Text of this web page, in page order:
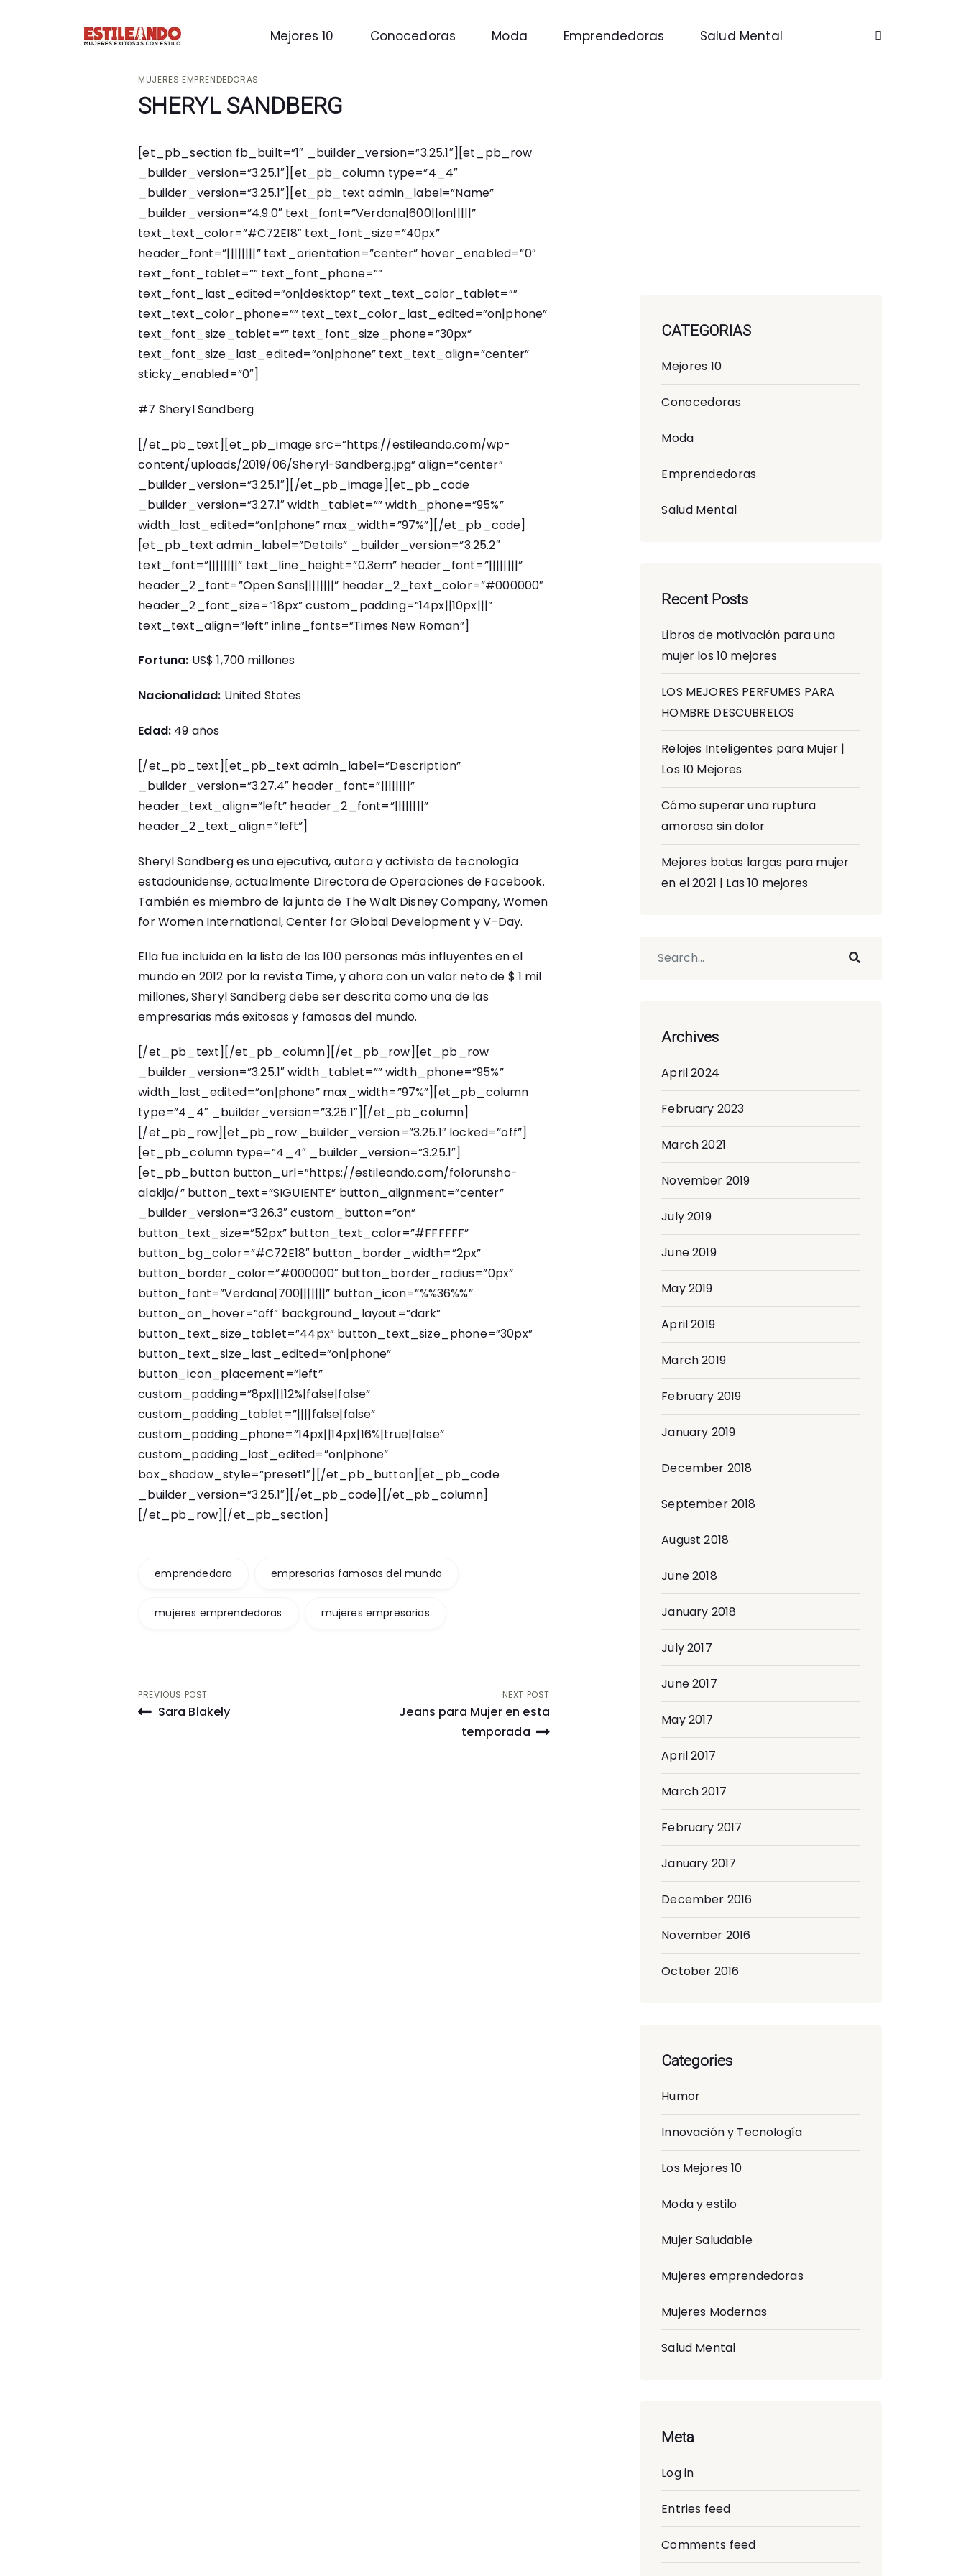
Mejores 10 Conocedoras Moda Emprendedoras Salud Mental
MUJERES EMPRENDEDORAS
SHERYL SANDBERG
[et_pb_section fb_built=”1″ _builder_version=”3.25.1″][et_pb_row
_builder_version=”3.25.1″][et_pb_column type=”4_4″
_builder_version=”3.25.1″][et_pb_text admin_label=”Name”
_builder_version=”4.9.0″ text_font=”Verdana|600||on|||||”
text_text_color=”#C72E18″ text_font_size=”40px”
header_font=”||||||||” text_orientation=”center” hover_enabled=”0″
text_font_tablet=”” text_font_phone=””
text_font_last_edited=”on|desktop” text_text_color_tablet=””
text_text_color_phone=”” text_text_color_last_edited=”on|phone”
text_font_size_tablet=”” text_font_size_phone=”30px”
text_font_size_last_edited=”on|phone” text_text_align=”center”
sticky_enabled=”0″]
#7 Sheryl Sandberg
[/et_pb_text][et_pb_image src=”https://estileando.com/wp-
content/uploads/2019/06/Sheryl-Sandberg.jpg” align=”center”
_builder_version=”3.25.1″][/et_pb_image][et_pb_code
_builder_version=”3.27.1″ width_tablet=”” width_phone=”95%”
width_last_edited=”on|phone” max_width=”97%”] [/et_pb_code]
[et_pb_text admin_label=”Details” _builder_version=”3.25.2″
text_font=”||||||||” text_line_height=”0.3em” header_font=”||||||||”
header_2_font=”Open Sans||||||||” header_2_text_color=”#000000″
header_2_font_size=”18px” custom_padding=”14px||10px|||”
text_text_align=”left” inline_fonts=”Times New Roman”]
Fortuna: US$ 1,700 millones
Nacionalidad: United States
Edad: 49 años
[/et_pb_text][et_pb_text admin_label=”Description”
_builder_version=”3.27.4″ header_font=”||||||||”
header_text_align=”left” header_2_font=”||||||||”
header_2_text_align=”left”]
Sheryl Sandberg es una ejecutiva, autora y activista de tecnología
estadounidense, actualmente Directora de Operaciones de Facebook.
También es miembro de la junta de The Walt Disney Company, Women
for Women International, Center for Global Development y V-Day.
Ella fue incluida en la lista de las 100 personas más influyentes en el
mundo en 2012 por la revista Time, y ahora con un valor neto de $ 1 mil
millones, Sheryl Sandberg debe ser descrita como una de las
empresarias más exitosas y famosas del mundo.
[/et_pb_text][/et_pb_column][/et_pb_row][et_pb_row
_builder_version=”3.25.1″ width_tablet=”” width_phone=”95%”
width_last_edited=”on|phone” max_width=”97%”][et_pb_column
type=”4_4″ _builder_version=”3.25.1″][/et_pb_column]
[/et_pb_row][et_pb_row _builder_version=”3.25.1″ locked=”off”]
[et_pb_column type=”4_4″ _builder_version=”3.25.1″]
[et_pb_button button_url=”https://estileando.com/folorunsho-
alakija/” button_text=”SIGUIENTE” button_alignment=”center”
_builder_version=”3.26.3″ custom_button=”on”
button_text_size=”52px” button_text_color=”#FFFFFF”
button_bg_color=”#C72E18″ button_border_width=”2px”
button_border_color=”#000000″ button_border_radius=”0px”
button_font=”Verdana|700|||||||” button_icon=”%%36%%”
button_on_hover=”off” background_layout=”dark”
button_text_size_tablet=”44px” button_text_size_phone=”30px”
button_text_size_last_edited=”on|phone”
button_icon_placement=”left”
custom_padding=”8px|||12%|false|false”
custom_padding_tablet=”||||false|false”
custom_padding_phone=”14px||14px|16%|true|false”
custom_padding_last_edited=”on|phone”
box_shadow_style=”preset1″][/et_pb_button][et_pb_code
_builder_version=”3.25.1″] [/et_pb_code][/et_pb_column]
[/et_pb_row][/et_pb_section]
emprendedora empresarias famosas del mundo
mujeres emprendedoras mujeres empresarias
Post
PREVIOUS POST
Sara Blakely
NEXT POST
Jeans para Mujer en esta
temporada
CATEGORIAS
Mejores 10
Conocedoras
Moda
Emprendedoras
Salud Mental
Recent Posts
Libros de motivación para una
mujer los 10 mejores
LOS MEJORES PERFUMES PARA
HOMBRE DESCUBRELOS
Relojes Inteligentes para Mujer |
Los 10 Mejores
Cómo superar una ruptura
amorosa sin dolor
Mejores botas largas para mujer
en el 2021 | Las 10 mejores
Archives
April 2024
February 2023
March 2021
November 2019
July 2019
June 2019
May 2019
April 2019
March 2019
February 2019
January 2019
December 2018
September 2018
August 2018
June 2018
January 2018
July 2017
June 2017
May 2017
April 2017
March 2017
February 2017
January 2017
December 2016
November 2016
October 2016
Categories
Humor
Innovación y Tecnología
Los Mejores 10
Moda y estilo
Mujer Saludable
Mujeres emprendedoras
Mujeres Modernas
Salud Mental
Meta
Log in
Entries feed
Comments feed